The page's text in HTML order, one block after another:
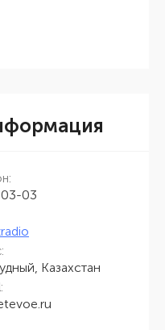
03-03
Казахстан